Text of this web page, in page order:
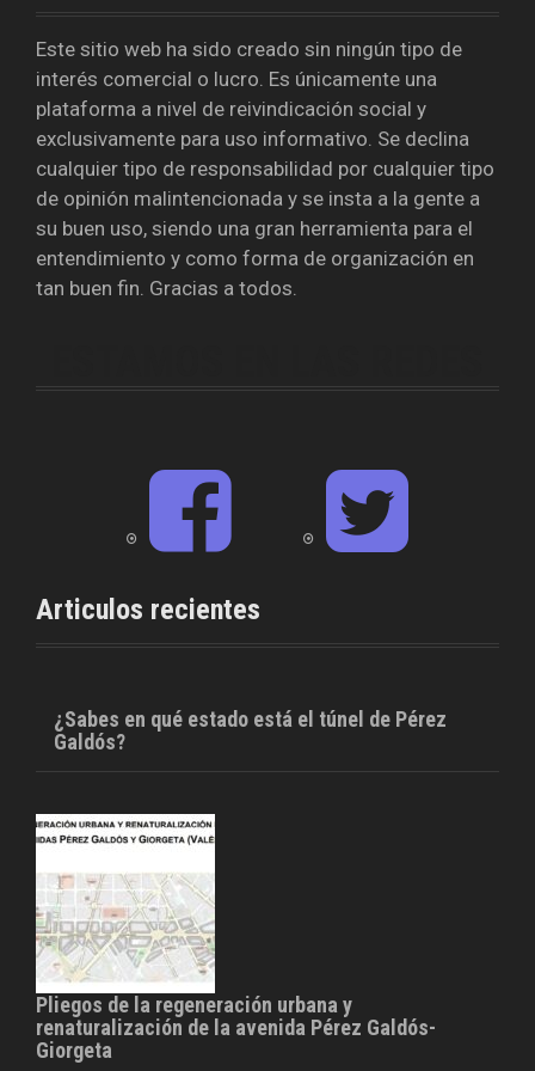
Este sitio web ha sido creado sin ningún tipo de
interés comercial o lucro. Es únicamente una
plataforma a nivel de reivindicación social y
exclusivamente para uso informativo. Se declina
cualquier tipo de responsabilidad por cualquier tipo
de opinión malintencionada y se insta a la gente a
su buen uso, siendo una gran herramienta para el
entendimiento y como forma de organización en
tan buen fin. Gracias a todos.
a
k
w
Articulos recientes
¿Sabes en qué estado está el túnel de Pérez
Galdós?
Pliegos de la regeneración urbana y
renaturalización de la avenida Pérez Galdós-
Giorgeta